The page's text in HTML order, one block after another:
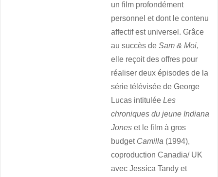
un film profondément
personnel et dont le contenu
affectif est universel. Grâce
au succès deSam & Moi,
elle reçoit des offres pour
réaliser deux épisodes de la
série télévisée de George
Lucas intituléeLes
chroniques du jeune Indiana
Joneset le film à gros
budget Camilla (1994),
coproduction Canadia/ UK
avec Jessica Tandy et